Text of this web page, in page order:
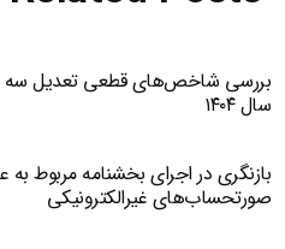
بررسی شاخص‌های قطعی تعدیل سه
سال ۱۴۰۴
بازنگری در اجرای بخشنامه مربوط
صورتحساب‌های غیرالکترونیکی